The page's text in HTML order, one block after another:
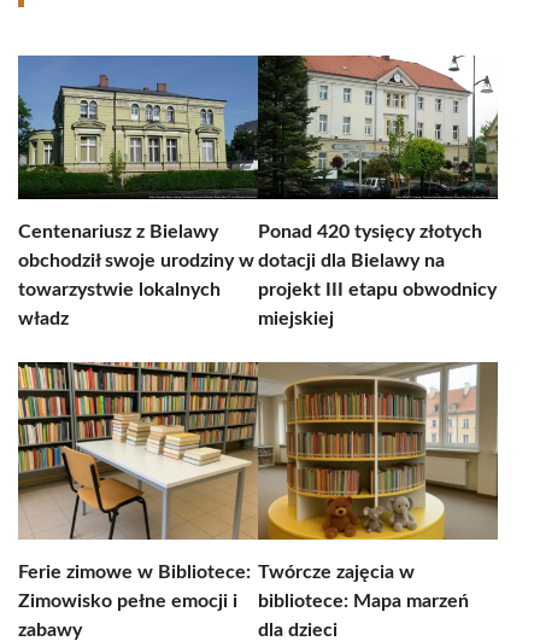
Centenariusz z Bielawy
obchodził swoje urodziny w
towarzystwie lokalnych
władz
Ponad 420 tysięcy złotych
dotacji dla Bielawy na
projekt III etapu obwodnicy
miejskiej
Ferie zimowe w Bibliotece:
Zimowisko pełne emocji i
zabawy
Twórcze zajęcia w
bibliotece: Mapa marzeń
dla dzieci